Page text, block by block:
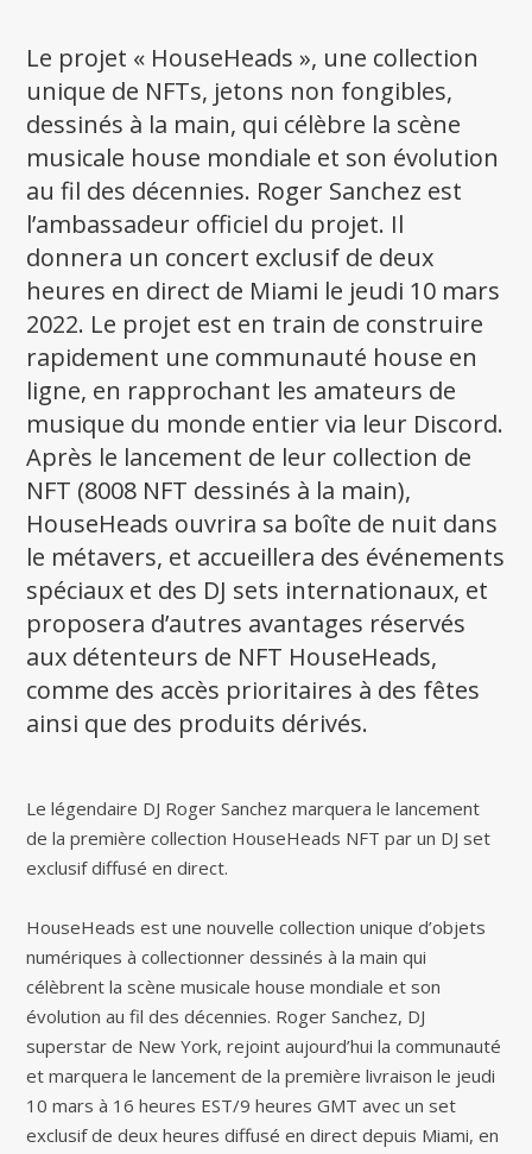
Le projet « HouseHeads », une collection
unique de NFTs, jetons non fongibles,
dessinés à la main, qui célèbre la scène
musicale house mondiale et son évolution
au fil des décennies. Roger Sanchez est
l’ambassadeur officiel du projet. Il
donnera un concert exclusif de deux
heures en direct de Miami le jeudi 10 mars
2022. Le projet est en train de construire
rapidement une communauté house en
ligne, en rapprochant les amateurs de
musique du monde entier via leur Discord.
Après le lancement de leur collection de
NFT (8008 NFT dessinés à la main),
HouseHeads ouvrira sa boîte de nuit dans
le métavers, et accueillera des événements
spéciaux et des DJ sets internationaux, et
proposera d’autres avantages réservés
aux détenteurs de NFT HouseHeads,
comme des accès prioritaires à des fêtes
ainsi que des produits dérivés.
Le légendaire DJ Roger Sanchez marquera le lancement
de la première collection HouseHeads NFT par un DJ set
exclusif diffusé en direct.
HouseHeads est une nouvelle collection unique d’objets
numériques à collectionner dessinés à la main qui
célèbrent la scène musicale house mondiale et son
évolution au fil des décennies. Roger Sanchez, DJ
superstar de New York, rejoint aujourd’hui la communauté
et marquera le lancement de la première livraison le jeudi
10 mars à 16 heures EST/9 heures GMT avec un set
exclusif de deux heures diffusé en direct depuis Miami, en